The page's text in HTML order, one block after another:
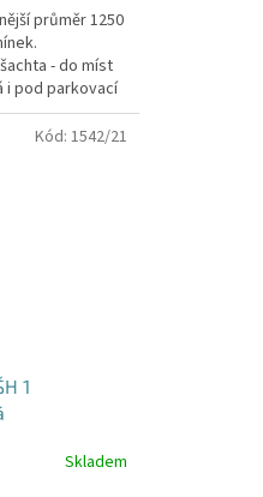
průměr 1250
- do míst
i pod parkovací
1
Skladem
Kód: 1542/21